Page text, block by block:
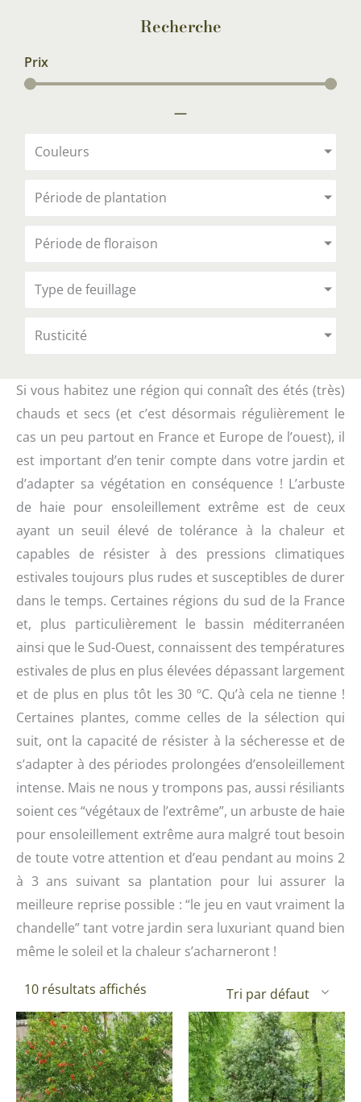
Recherche
Prix
—
Couleurs
Période de plantation
Période de floraison
Type de feuillage
Rusticité
Si vous habitez une région qui connaît des étés (très)
chauds et secs (et c’est désormais régulièrement le
cas un peu partout en France et Europe de l’ouest), il
est important d’en tenir compte dans votre jardin et
d’adapter sa végétation en conséquence ! L’arbuste
de haie pour ensoleillement extrême est de ceux
ayant un seuil élevé de tolérance à la chaleur et
capables de résister à des pressions climatiques
estivales toujours plus rudes et susceptibles de durer
dans le temps. Certaines régions du sud de la France
et, plus particulièrement le bassin méditerranéen
ainsi que le Sud-Ouest, connaissent des températures
estivales de plus en plus élevées dépassant largement
et de plus en plus tôt les 30 ºC. Qu’à cela ne tienne !
Certaines plantes, comme celles de la sélection qui
suit, ont la capacité de résister à la sécheresse et de
s’adapter à des périodes prolongées d’ensoleillement
intense. Mais ne nous y trompons pas, aussi résiliants
soient ces “végétaux de l’extrême”, un arbuste de haie
pour ensoleillement extrême aura malgré tout besoin
de toute votre attention et d’eau pendant au moins 2
à 3 ans suivant sa plantation pour lui assurer la
meilleure reprise possible : “le jeu en vaut vraiment la
chandelle” tant votre jardin sera luxuriant quand bien
même le soleil et la chaleur s’acharneront !
10 résultats affichés
Plage
de
prix :
Ce
produit
a
plusieurs